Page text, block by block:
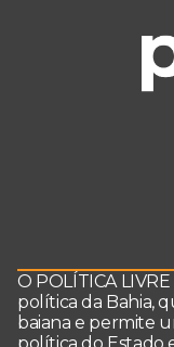
O POLÍTICA
política da Bahia,
baiana e permite